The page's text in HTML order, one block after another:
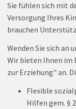
Sie fühlen sich mit
Versorgung Ihres
brauchen
Wenden Sie sich an
Wir bieten Ihnen
zur Erziehung" an.
Flexible
Hilfen gem. §